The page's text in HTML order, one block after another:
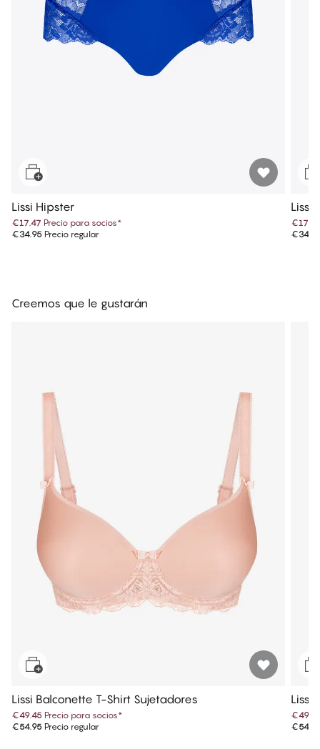
Lissi Hipster
€17.47 Precio para socios*
€34.95 Precio regular
Lissi
€17.47
Creemos que le gustarán
Lissi Balconette T-Shirt Sujetadores
€49.45 Precio para socios*
€54.95 Precio regular
Lissi